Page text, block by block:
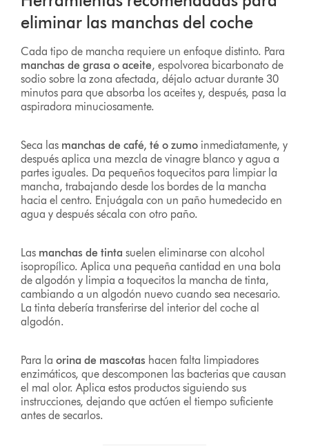
eliminar las manchas del coche
Cada tipo de mancha requiere un enfoque distinto. Para
manchas de grasa o aceite, espolvorea bicarbonato de
sodio sobre la zona afectada, déjalo actuar durante 30
minutos para que absorba los aceites y, después, pasa la
aspiradora minuciosamente.
Seca las manchas de café, té o zumo inmediatamente, y
después aplica una mezcla de vinagre blanco y agua a
partes iguales. Da pequeños toquecitos para limpiar la
mancha, trabajando desde los bordes de la mancha
hacia el centro. Enjuágala con un paño humedecido en
agua y después sécala con otro paño.
Las manchas de tintasuelen eliminarse con alcohol
isopropílico. Aplica una pequeña cantidad en una bola
de algodón y limpia a toquecitos la mancha de tinta,
cambiando a un algodón nuevo cuando sea necesario.
La tinta debería transferirse del interior del coche al
algodón.
Para laorina de mascotas hacen falta limpiadores
enzimáticos, que descomponen las bacterias que causan
el mal olor. Aplica estos productos siguiendo sus
instrucciones, dejando que actúen el tiempo suficiente
antes de secarlos.